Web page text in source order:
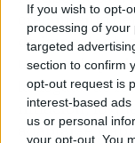
If you wish to opt-
processing of
targeted
section to confirm
opt-out request is
interest-based
us or personal
your opt-out. You
crecimiento
de
tendencia
la llegada de
inflación, lo
adaptarse y